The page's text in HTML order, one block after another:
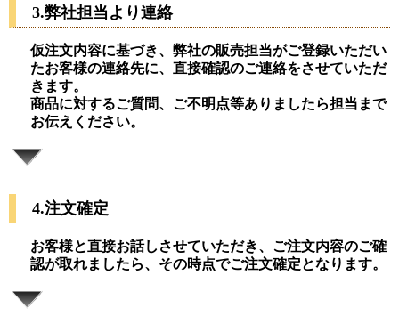
3.弊社担当より連絡
仮注文内容に基づき、弊社の販売担当がご登録いただい
たお客様の連絡先に、直接確認のご連絡をさせていただ
きます。
商品に対するご質問、ご不明点等ありましたら担当まで
お伝えください。
4.注文確定
お客様と直接お話しさせていただき、ご注文内容のご確
認が取れましたら、その時点でご注文確定となります。